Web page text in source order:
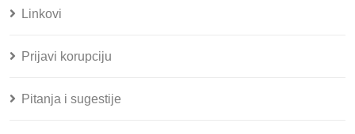
Linkovi
Prijavi korupciju
Pitanja i sugestije